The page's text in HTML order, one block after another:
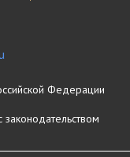
Федерации